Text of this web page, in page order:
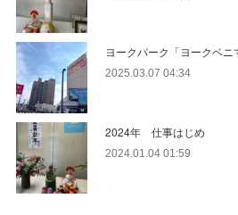
ヨークパーク「ヨークベ
2025.03.07 04:34
2024年 仕事はじめ
2024.01.04 01:59